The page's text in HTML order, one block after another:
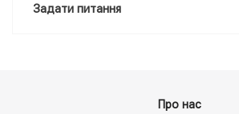
Задати питання
Про нас